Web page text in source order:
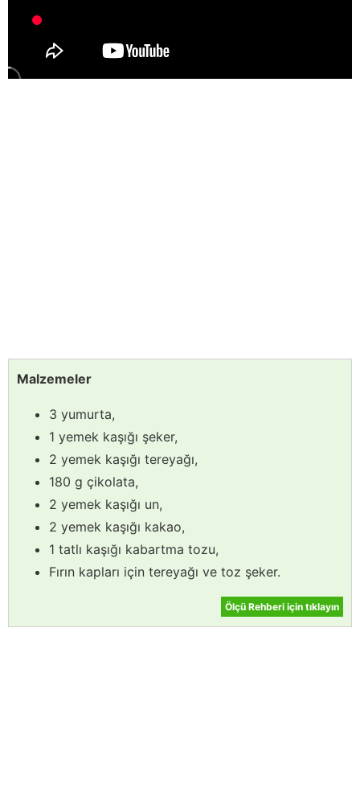
Malzemeler
3 yumurta,
1 yemek kaşığı şeker,
2 yemek kaşığı tereyağı,
180 g çikolata,
2 yemek kaşığı un,
2 yemek kaşığı kakao,
1 tatlı kaşığı kabartma tozu,
Fırın kapları için tereyağı ve toz şeker.
Ölçü Rehberi için tıklayın